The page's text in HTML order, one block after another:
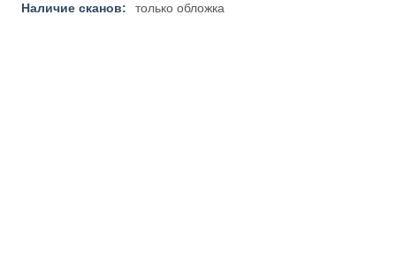
Наличие сканов:
только обложка